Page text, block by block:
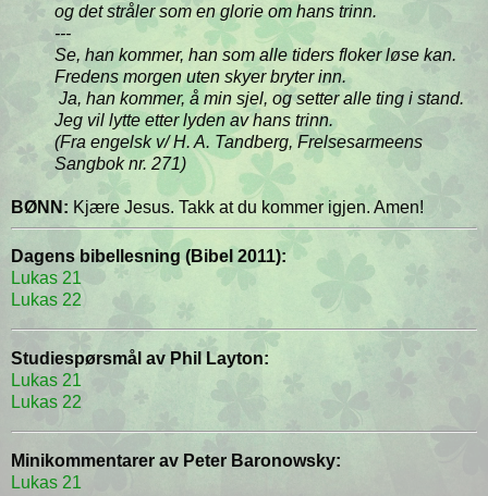
og det stråler som en glorie om hans trinn.
---
Se, han kommer, han som alle tiders floker løse kan.
Fredens morgen uten skyer bryter inn.
Ja, han kommer, å min sjel, og setter alle ting i stand.
Jeg vil lytte etter lyden av hans trinn.
(Fra engelsk v/ H. A. Tandberg, Frelsesarmeens
Sangbok nr. 271)
BØNN: Kjære Jesus. Takk at du kommer igjen. Amen!
Dagens bibellesning (Bibel 2011):
Lukas 21
Lukas 22
Studiespørsmål av Phil Layton:
Lukas 21
Lukas 22
Minikommentarer av Peter Baronowsky:
Lukas 21